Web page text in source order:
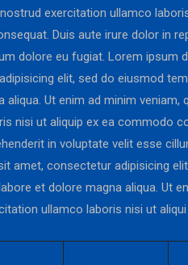
exercitation ullamco
Duis aute irure dolor in
dolore eu fugiat. Lorem ipsum
elit, sed do eiusmod
aliqua. Ut enim ad minim veniam,
nisi ut aliquip ex ea commodo
in voluptate velit esse
amet, consectetur adipisicing
et dolore magna aliqua. Ut
ullamco laboris nisi ut aliqui